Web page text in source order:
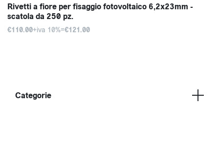
Rivetti a fiore per fisaggio fotovoltaico 6,2x23mm -
scatola da 250 pz.
€110.00+iva 10%=€121.00
Categorie